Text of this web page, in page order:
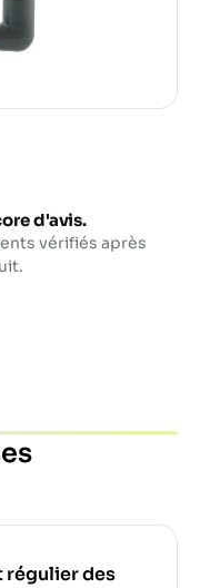
d'avis.
vérifiés après
régulier des